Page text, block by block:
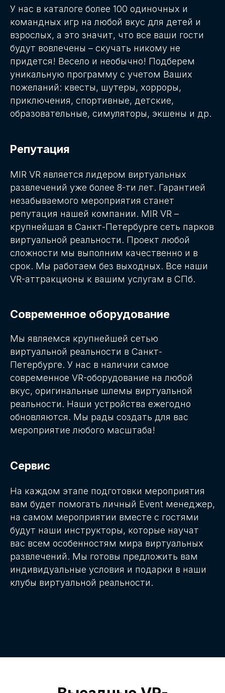
У нас в каталоге более 100 одиночных и
командных игр на любой вкус для детей и
взрослых, а это значит, что все ваши гости
будут вовлечены – скучать никому не
придется! Весело и необычно! Подберем
уникальную программу с учетом Ваших
пожеланий: квесты, шутеры, хорроры,
приключения, спортивные, детские,
образовательные, симуляторы, экшены и др.
Репутация
MIR VR является лидером виртуальных
развлечений уже более 8-ти лет. Гарантией
незабываемого мероприятия станет
репутация нашей компании. MIR VR –
крупнейшая в Санкт-Петербурге сеть парков
виртуальной реальности. Проект любой
сложности мы выполним качественно и в
срок. Мы работаем без выходных. Все наши
VR-аттракционы к вашим услугам в СПб.
Современное оборудование
Мы являемся крупнейшей сетью
виртуальной реальности в Санкт-
Петербурге. У нас в наличии самое
современное VR-оборудование на любой
вкус, оригинальные шлемы виртуальной
реальности. Наши устройства ежегодно
обновляются. Мы рады создать для вас
мероприятие любого масштаба!
Сервис
На каждом этапе подготовки мероприятия
вам будет помогать личный Event менеджер,
на самом мероприятии вместе с гостями
будут наши инструкторы, которые научат
вас всем особенностям мира виртуальных
развлечений. Мы готовы предложить вам
индивидуальные условия и подарки в наши
клубы виртуальной реальности.